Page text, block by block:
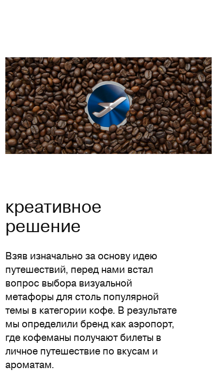
креативное
решение
Взяв изначально за основу идею
путешествий, перед нами встал
вопрос выбора визуальной
метафоры для столь популярной
темы в категории кофе. В результате
мы определили бренд как аэропорт,
где кофеманы получают билеты в
личное путешествие по вкусам и
ароматам.